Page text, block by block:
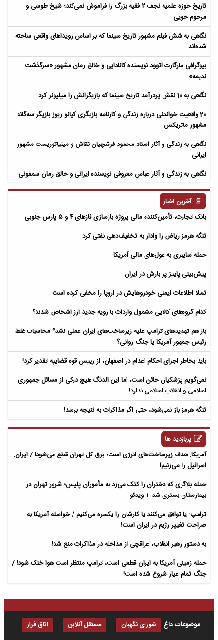
تاریخ حوزه علمیه نجف ۲ فقیه بزرگ را فراموش نمی‌کند؛ شیخ طوسی و
مرحوم خویی
نگاهی به شش فیلم مشهور تاریخ سینما که بر اساس رویداهای واقعی ساخته
شده‌اند
بیوگرافی مارگارت اتوود نویسنده کانادایی و خالق رمان مشهور «سرگذشت
ندیمه»
نگاهی به 10 نقش پردرآمد تاریخ سینما که بازیگرانش را میلیونر کرد
20 واقعیت خواندنی درباره زندگی و کارنامه بازیگری کیانو ریوز بازیگر سه‌گانه
مشهور ماتریکس
نگاهی به زندگی و آثار استاد محمود فرشچیان نقاش و مینیاتوریست مشهور
ایرانی
نگاهی به زندگی و آثار عباس معروفی نویسنده ایرانی و خالق رمان سمفونی
آخرین اخبار
بانک تجارت، تأمین‌کننده مالی پروژه بازسازی فازهای ۴ و ۵ پارس جنوبی
تنگه هرمز ریاض را وادار به تخفیف‌دهی نفتی کرد
حمله سایبری به غول‌های مالی آمریکا
پیش‌بینی پاییز پر بارش در ایران
تسلا اطلاعات ایمنی خودروهایش در اروپا را مخفی کرده است
کدام گروه‌های کالایی مشمول واردات با رویه جدید ارز اشخاص شدند؟
باز هم تهدیدهای ترامپ علیه زیرساخت‌های ایران عملی نشد؟ محاسبات غلط
رئیس جمهور آمریکا یا جنگ روانی؟
باید بخاطر اجرای احکام اعدام در اصفهان، از رییس قوه قضاییه تقدیر کرد!
نمی‌گویم پزشکیان خائن است، اما این الدنگ هیچ درکی از مسائل جمهوری
اسلامی و انقلاب اسلامی ندارد!
تنگه هرمز باز نمی‌شود، حتی اگر مذاکرات به نتیجه برسد!
پربازدید ها
آمریکا: هدف زیرساخت‌های انرژی است؛ برق کل تهران قطع می‌شود! / ایران:
اسرائیل را می‌زنیم!
حمله بلاگری که دختران را کتک می‌زد به مأموران پلیس؛ شرور تهران در
بیمارستان بستری شد + ویدئو
ترامپ: یا توافق می‌کنند یا کارشان را یکسره می‌کنیم / خواسته آمریکا به
صراحت تغییر رژیم در ایران است!
به دستور رهبر انقلاب، عراقچی از مداخله در مذاکرات منع شد!
حمله زمینی آمریکا به ایران قطعی است، ترامپ منتظر است هوا خنک شود! /
جنگ تمام عیار شروع شده است!
موضوعات داغ شورای نگهبان مستقل آنلاین اتاق فرار